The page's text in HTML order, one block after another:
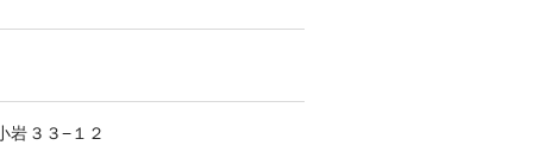
岩 ３３−１２